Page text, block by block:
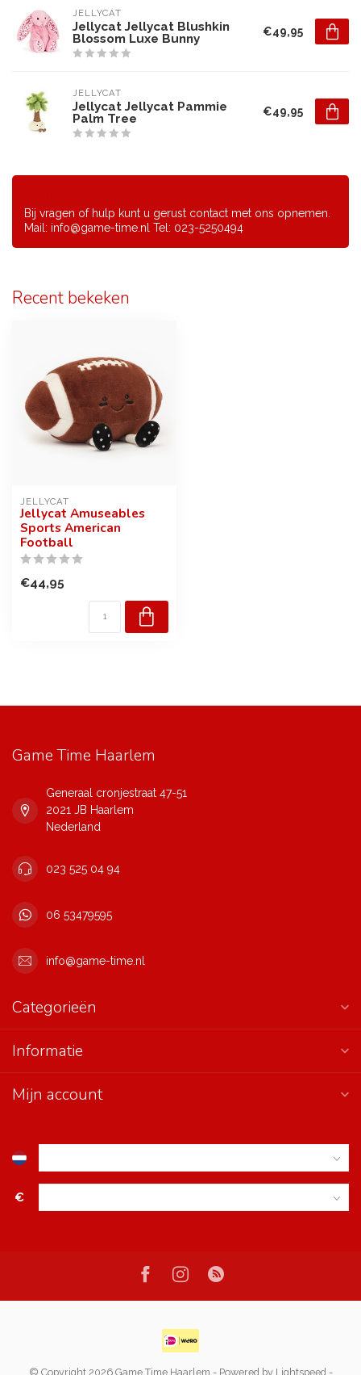
JELLYCAT
Jellycat Jellycat Blushkin
Blossom Luxe Bunny
€49,95
JELLYCAT
Jellycat Jellycat Pammie
Palm Tree
€49,95
Bij vragen of hulp kunt u gerust contact met ons opnemen.
Mail: info@game-time.nl Tel: 023-5250494
Recent bekeken
JELLYCAT
Jellycat Amuseables
Sports American
Football
€44,95
Game Time Haarlem
Generaal cronjestraat 47-51
2021 JB Haarlem
Nederland
023 525 04 94
06 53479595
info@game-time.nl
Categorieën
Informatie
Mijn account
€
© Copyright 2026 Game Time Haarlem - Powered by Lightspeed -